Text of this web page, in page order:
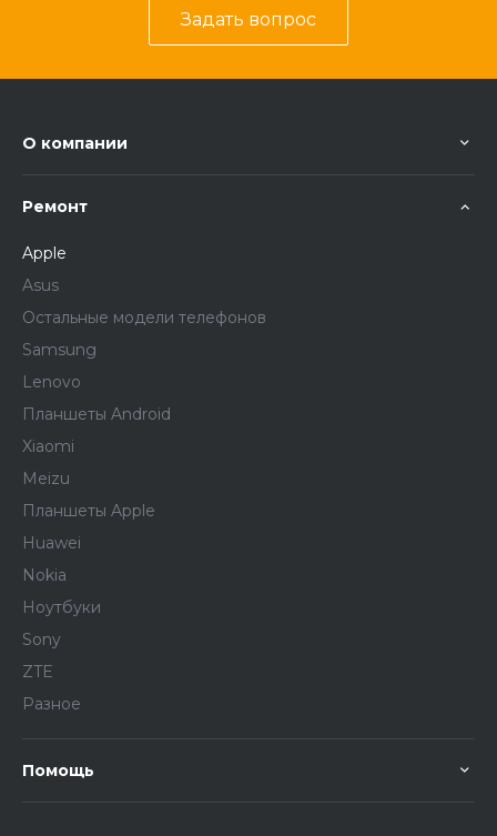
Задать вопрос
О компании
Ремонт
Apple
Asus
Остальные модели телефонов
Samsung
Lenovo
Планшеты Android
Xiaomi
Meizu
Планшеты Apple
Huawei
Nokia
Ноутбуки
Sony
ZTE
Разное
Помощь